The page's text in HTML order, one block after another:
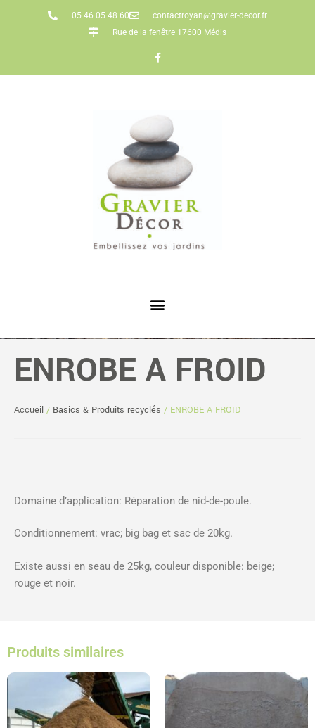
05 46 05 48 60
contactroyan@gravier-decor.fr
Rue de la fenêtre 17600 Médis
ENROBE A FROID
Accueil / Basics & Produits recyclés / ENROBE A FROID
Domaine d’application: Réparation de nid-de-poule.
Conditionnement: vrac; big bag et sac de 20kg.
Existe aussi en seau de 25kg, couleur disponible: beige;
rouge et noir.
Produits similaires